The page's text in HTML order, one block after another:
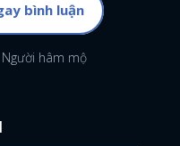
bình luận
Người hâm mộ